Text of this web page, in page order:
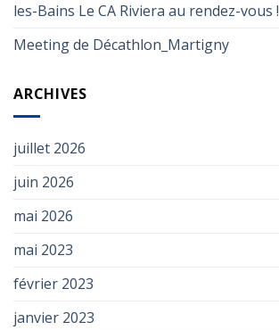
les-Bains Le CA Riviera au rendez-vous !
Meeting de Décathlon_Martigny
ARCHIVES
juillet 2026
juin 2026
mai 2026
mai 2023
février 2023
janvier 2023